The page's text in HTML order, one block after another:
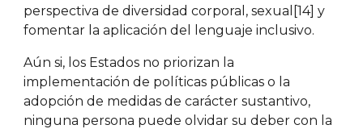
perspectiva de diversidad corporal, sexual[14] y
fomentar la aplicación del lenguaje inclusivo.
Aún si, los Estados no priorizan la
implementación de políticas públicas o la
adopción de medidas de carácter sustantivo,
ninguna persona puede olvidar su deber con la